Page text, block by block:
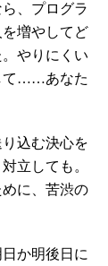
、プログラ
増やしてど
やりにくい
て……あなた
込む決心を
立しても。
に、苦渋の
か明後日に